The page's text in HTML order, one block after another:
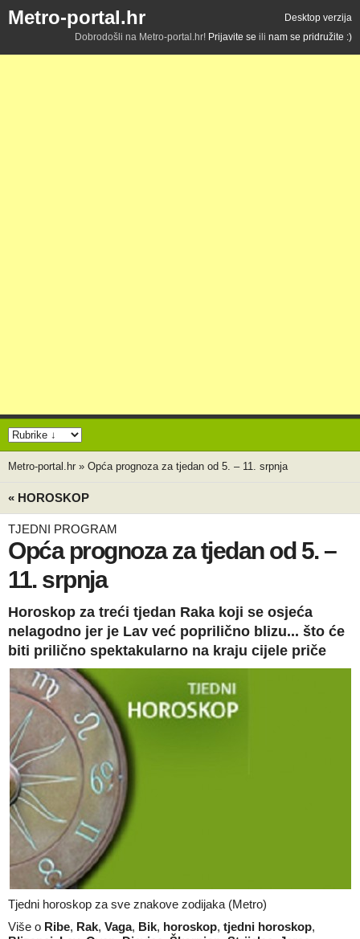
Metro-portal.hr
Desktop verzija
Dobrodošli na Metro-portal.hr! Prijavite se ili nam se pridružite :)
Metro-portal.hr » Opća prognoza za tjedan od 5. – 11. srpnja
« HOROSKOP
TJEDNI PROGRAM
Opća prognoza za tjedan od 5. –
11. srpnja
Horoskop za treći tjedan Raka koji se osjeća
nelagodno jer je Lav već poprilično blizu... što će
biti prilično spektakularno na kraju cijele priče
Tjedni horoskop za sve znakove zodijaka (Metro)
Više o Ribe, Rak, Vaga, Bik, horoskop, tjedni horoskop,